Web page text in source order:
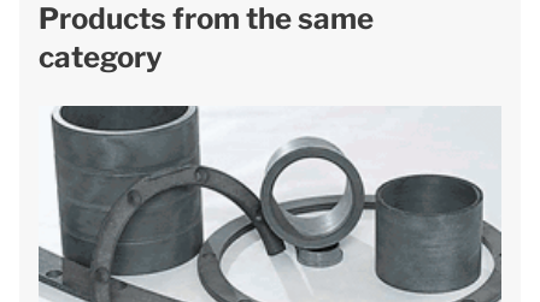
Products from the same
category